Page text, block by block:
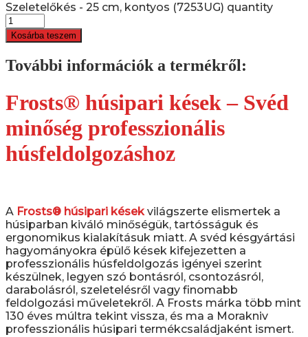
Szeletelőkés - 25 cm, kontyos (7253UG) quantity
Kosárba teszem
További információk a termékről:
Frosts® húsipari kések – Svéd
minőség professzionális
húsfeldolgozáshoz
A Frosts® húsipari késekvilágszerte elismertek a
húsiparban kiváló minőségük, tartósságuk és
ergonomikus kialakításuk miatt. A svéd késgyártási
hagyományokra épülő kések kifejezetten a
professzionális húsfeldolgozás igényei szerint
készülnek, legyen szó bontásról, csontozásról,
darabolásról, szeletelésről vagy finomabb
feldolgozási műveletekről. A Frosts márka több mint
130 éves múltra tekint vissza, és ma a Morakniv
professzionális húsipari termékcsaládjaként ismert.